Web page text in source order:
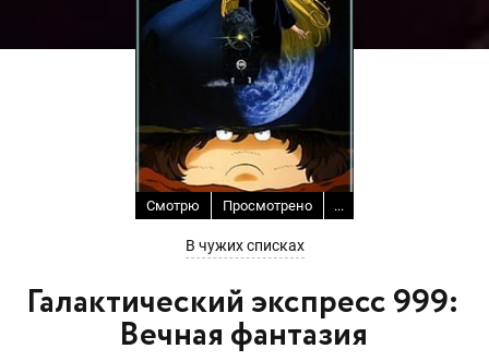
Галактический экспресс 999:
Вечная фантазия
Смотрю Просмотрено ...
В чужих списках